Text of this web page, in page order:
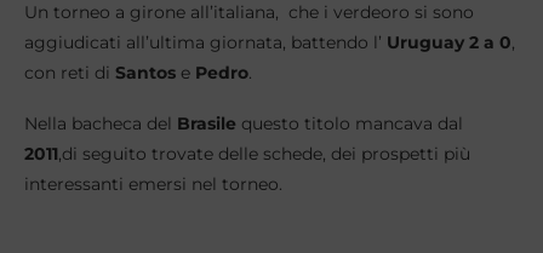
Un torneo a girone all’italiana, che i verdeoro si sono
aggiudicati all’ultima giornata, battendo l’ Uruguay 2 a 0,
con reti di Santos e Pedro.
Nella bacheca del Brasile questo titolo mancava dal
2011,di seguito trovate delle schede, dei prospetti più
interessanti emersi nel torneo.